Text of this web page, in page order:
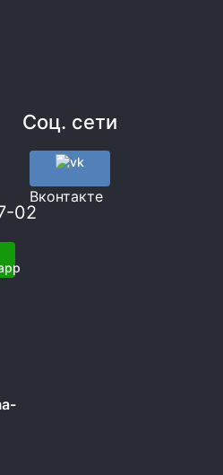
02
Соц. сети
Вконтакте